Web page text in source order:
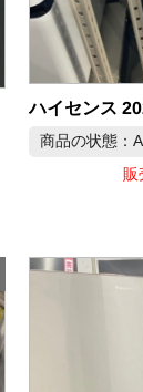
ハイセンス
商品の状態：A
販